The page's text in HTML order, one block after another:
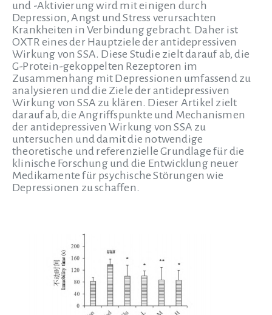
und -Aktivierung wird mit einigen durch
Depression, Angst und Stress verursachten
Krankheiten in Verbindung gebracht. Daher ist
OXTR eines der Hauptziele der antidepressiven
Wirkung von SSA. Diese Studie zielt darauf ab, die
G-Protein-gekoppelten Rezeptoren im
Zusammenhang mit Depressionen umfassend zu
analysieren und die Ziele der antidepressiven
Wirkung von SSA zu klären. Dieser Artikel zielt
darauf ab, die Angriffspunkte und Mechanismen
der antidepressiven Wirkung von SSA zu
untersuchen und damit die notwendige
theoretische und referenzielle Grundlage für die
klinische Forschung und die Entwicklung neuer
Medikamente für psychische Störungen wie
Depressionen zu schaffen.